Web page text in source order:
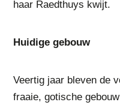
haar Raedthuys kwijt.
Huidige gebouw
Veertig jaar bleven de
fraaie, gotische